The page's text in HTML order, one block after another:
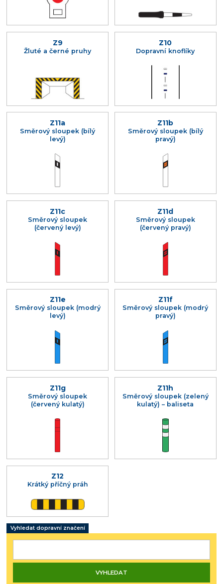
Z9
Žluté a černé pruhy
Z10
Dopravní knoflíky
Z11a
Směrový sloupek (bílý
levý)
Z11b
Směrový sloupek (bílý
pravý)
Z11c
Směrový sloupek
(červený levý)
Z11d
Směrový sloupek
(červený pravý)
Z11e
Směrový sloupek (modrý
levý)
Z11f
Směrový sloupek (modrý
pravý)
Z11g
Směrový sloupek
(červený kulatý)
Z11h
Směrový sloupek (zelený
kulatý) – baliseta
Z12
Krátký příčný práh
Vyhledat dopravní značení